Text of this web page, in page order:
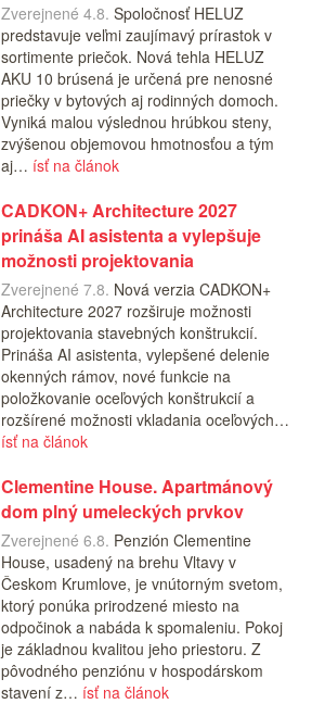
Zverejnené 4.8. Spoločnosť HELUZ
predstavuje veľmi zaujímavý prírastok v
sortimente priečok. Nová tehla HELUZ
AKU 10 brúsená je určená pre nenosné
priečky v bytových aj rodinných domoch.
Vyniká malou výslednou hrúbkou steny,
zvýšenou objemovou hmotnosťou a tým
aj… ísť na článok
CADKON+ Architecture 2027
prináša AI asistenta a vylepšuje
možnosti projektovania
Zverejnené 7.8. Nová verzia CADKON+
Architecture 2027 rozširuje možnosti
projektovania stavebných konštrukcií.
Prináša AI asistenta, vylepšené delenie
okenných rámov, nové funkcie na
položkovanie oceľových konštrukcií a
rozšírené možnosti vkladania oceľových…
ísť na článok
Clementine House. Apartmánový
dom plný umeleckých prvkov
Zverejnené 6.8. Penzión Clementine
House, usadený na brehu Vltavy v
Českom Krumlove, je vnútorným svetom,
ktorý ponúka prirodzené miesto na
odpočinok a nabáda k spomaleniu. Pokoj
je základnou kvalitou jeho priestoru. Z
pôvodného penziónu v hospodárskom
stavení z… ísť na článok